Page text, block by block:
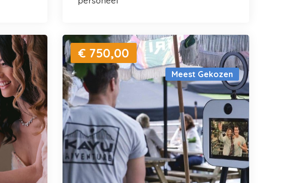
Meest Gekozen
€ 750,00